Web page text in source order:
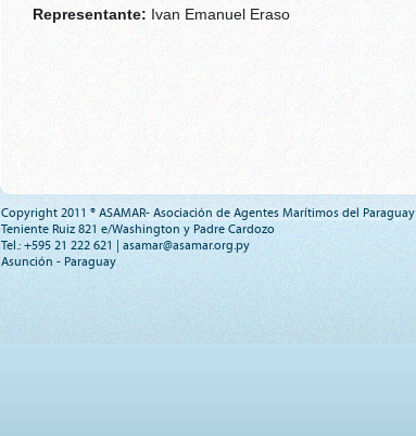
Representante: Ivan Emanuel Eraso
Copyright 2011 ® ASAMAR- Asociación de Agentes Marítimos del Paraguay
Teniente Ruiz 821 e/Washington y Padre Cardozo
Tel.: +595 21 222 621 | asamar@asamar.org.py
Asunción - Paraguay